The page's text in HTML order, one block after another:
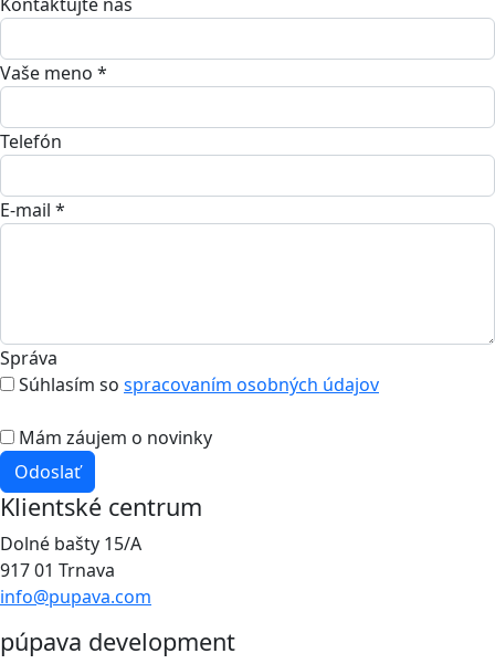
Vaše meno *
Telefón
E-mail *
Správa
Súhlasím so spracovaním osobných údajov
Mám záujem o novinky
Odoslať
Klientské centrum
Dolné bašty 15/A
917 01 Trnava
info@pupava.com
púpava development